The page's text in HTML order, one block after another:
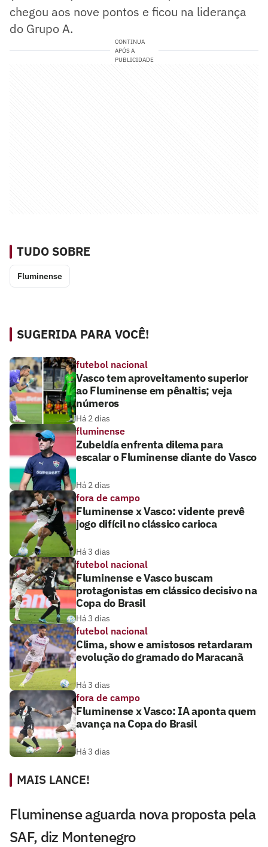
chegou aos nove pontos e ficou na liderança
do Grupo A.
CONTINUA
APÓS A
PUBLICIDADE
TUDO SOBRE
Fluminense
SUGERIDA PARA VOCÊ!
futebol nacional
Vasco tem aproveitamento superior
ao Fluminense em pênaltis; veja
números
Há 2 dias
fluminense
Zubeldía enfrenta dilema para
escalar o Fluminense diante do Vasco
Há 2 dias
fora de campo
Fluminense x Vasco: vidente prevê
jogo difícil no clássico carioca
Há 3 dias
futebol nacional
Fluminense e Vasco buscam
protagonistas em clássico decisivo na
Copa do Brasil
Há 3 dias
futebol nacional
Clima, show e amistosos retardaram
evolução do gramado do Maracanã
Há 3 dias
fora de campo
Fluminense x Vasco: IA aponta quem
avança na Copa do Brasil
Há 3 dias
MAIS LANCE!
Fluminense aguarda nova proposta pela
SAF, diz Montenegro